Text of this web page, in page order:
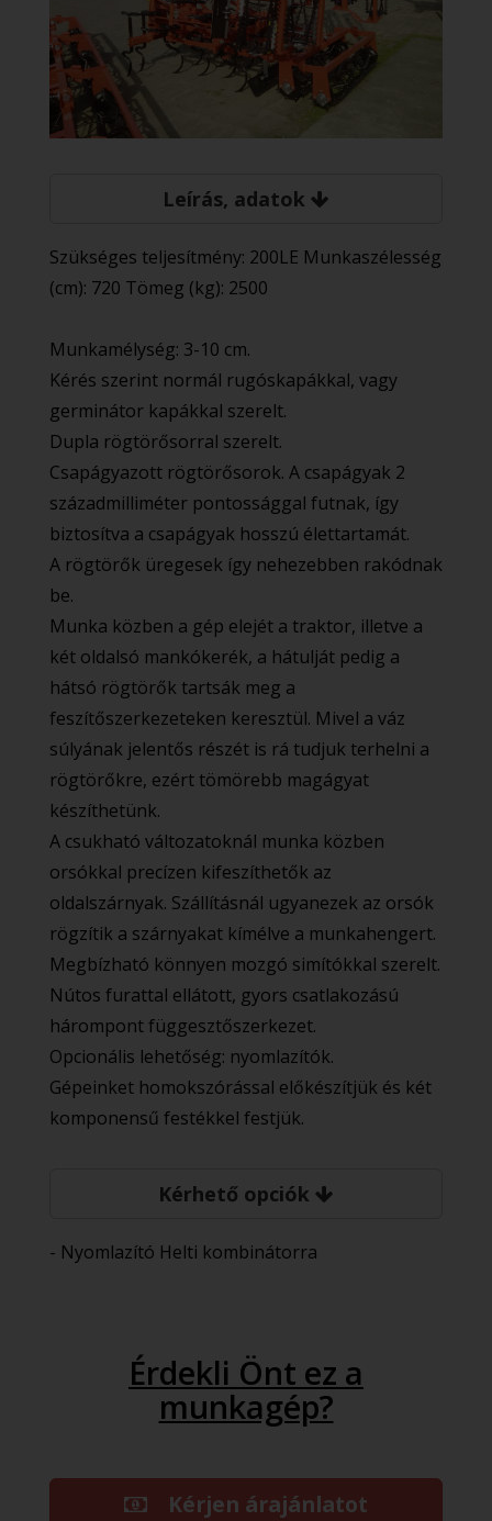
Leírás, adatok
Szükséges teljesítmény: 200LE Munkaszélesség
(cm): 720 Tömeg (kg): 2500
Munkamélység: 3-10 cm.
Kérés szerint normál rugóskapákkal, vagy
germinátor kapákkal szerelt.
Dupla rögtörősorral szerelt.
Csapágyazott rögtörősorok. A csapágyak 2
századmilliméter pontossággal futnak, így
biztosítva a csapágyak hosszú élettartamát.
A rögtörők üregesek így nehezebben rakódnak
be.
Munka közben a gép elejét a traktor, illetve a
két oldalsó mankókerék, a hátulját pedig a
hátsó rögtörők tartsák meg a
feszítőszerkezeteken keresztül. Mivel a váz
súlyának jelentős részét is rá tudjuk terhelni a
rögtörőkre, ezért tömörebb magágyat
készíthetünk.
A csukható változatoknál munka közben
orsókkal precízen kifeszíthetők az
oldalszárnyak. Szállításnál ugyanezek az orsók
rögzítik a szárnyakat kímélve a munkahengert.
Megbízható könnyen mozgó simítókkal szerelt.
Nútos furattal ellátott, gyors csatlakozású
hárompont függesztőszerkezet.
Opcionális lehetőség: nyomlazítók.
Gépeinket homokszórással előkészítjük és két
komponensű festékkel festjük.
Kérhető opciók
- Nyomlazító Helti kombinátorra
Érdekli Önt ez a
munkagép?
Kérjen árajánlatot